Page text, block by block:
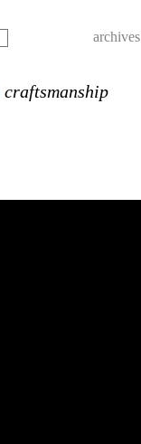
archives
craftsmanship